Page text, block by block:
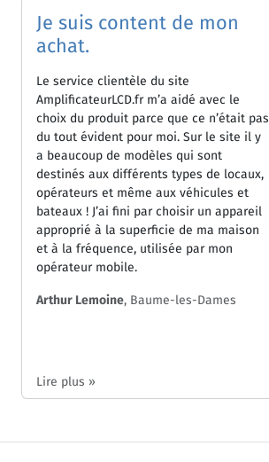
Je suis content de mon
achat.
Le service clientèle du site
AmplificateurLCD.fr m’a aidé avec le
choix du produit parce que ce n’était pas
du tout évident pour moi. Sur le site il y
a beaucoup de modèles qui sont
destinés aux différents types de locaux,
opérateurs et même aux véhicules et
bateaux ! J’ai fini par choisir un appareil
approprié à la superficie de ma maison
et à la fréquence, utilisée par mon
opérateur mobile.
Arthur Lemoine, Baume-les-Dames
Lire plus »